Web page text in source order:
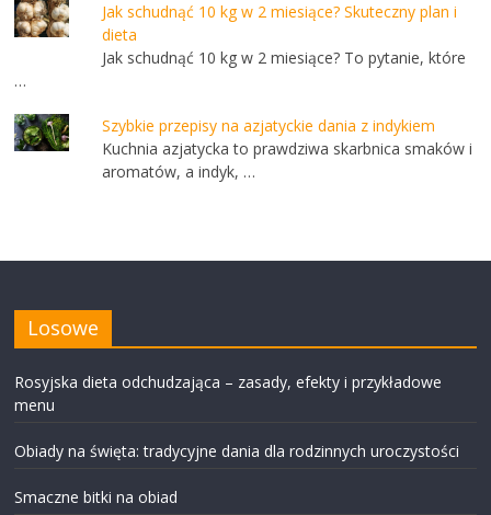
Jak schudnąć 10 kg w 2 miesiące? Skuteczny plan i
dieta
Jak schudnąć 10 kg w 2 miesiące? To pytanie, które
…
Szybkie przepisy na azjatyckie dania z indykiem
Kuchnia azjatycka to prawdziwa skarbnica smaków i
aromatów, a indyk, …
Losowe
Rosyjska dieta odchudzająca – zasady, efekty i przykładowe
menu
Obiady na święta: tradycyjne dania dla rodzinnych uroczystości
Smaczne bitki na obiad